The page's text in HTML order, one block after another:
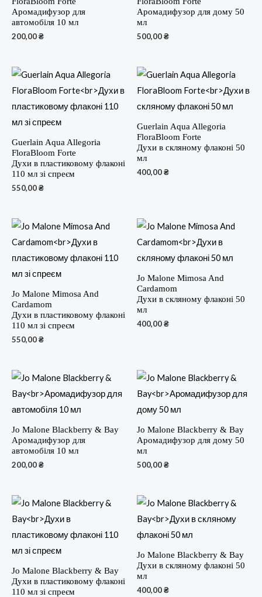
Аромадифузор для
автомобіля 10 мл
200,00₴
Аромадифузор для дому 50
мл
500,00₴
Guerlain Aqua Allegoria
FloraBloom Forte
Духи в пластиковому флаконі
110 мл зі спреєм
550,00₴
Guerlain Aqua Allegoria
FloraBloom Forte
Духи в скляному флаконі 50
мл
400,00₴
Jo Malone Mimosa And
Cardamom
Духи в пластиковому флаконі
110 мл зі спреєм
550,00₴
Jo Malone Mimosa And
Cardamom
Духи в скляному флаконі 50
мл
400,00₴
Jo Malone Blackberry & Bay
Аромадифузор для
автомобіля 10 мл
200,00₴
Jo Malone Blackberry & Bay
Аромадифузор для дому 50
мл
500,00₴
Jo Malone Blackberry & Bay
Духи в пластиковому флаконі
110 мл зі спреєм
Jo Malone Blackberry & Bay
Духи в скляному флаконі 50
мл
400,00₴